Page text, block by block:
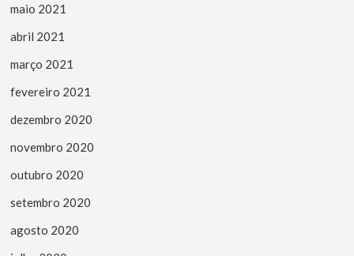
maio 2021
abril 2021
março 2021
fevereiro 2021
dezembro 2020
novembro 2020
outubro 2020
setembro 2020
agosto 2020